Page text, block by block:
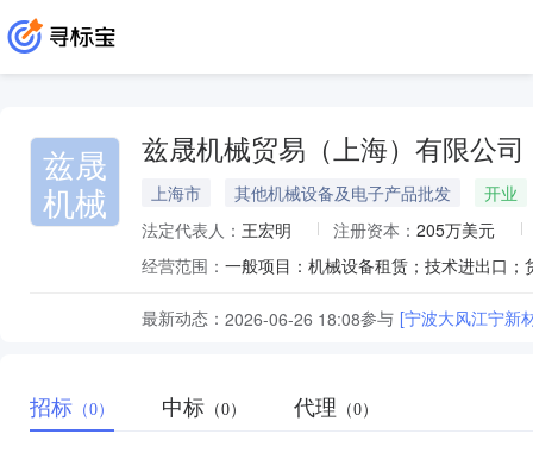
兹晟
机械
兹晟机械贸易（上海）有限公司
上海市 其他机械设备及电子产品批发
开业
法定代表人： 王宏明 注册资本： 205万美元
经营范围：
最新动态： 2026-06-26 18:08参与 [宁波大风江宁新
招标 （0） 中标 （0） 代理 （0）